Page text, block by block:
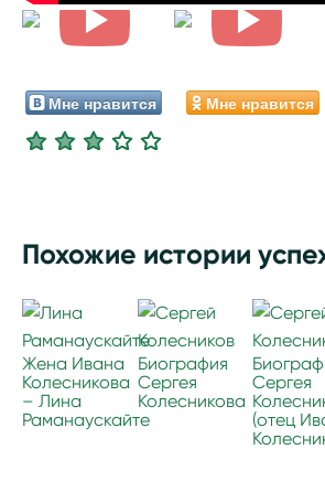
Мне нравится Мне нравится
Похожие истории
Жена Ивана
Колесникова
– Лина
Раманаускайте
Биография
Сергея
Колесникова
Сергея
(отец